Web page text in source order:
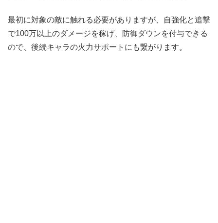
最初に対象の敵に触れる必要がありますが、自強化と追撃
で100万以上のダメージを稼げ、防御ダウンを付与できる
ので、後続キャラの火力サポートにも繋がります。